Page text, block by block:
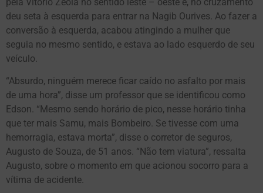
deu seta à esquerda para entrar na Nagib Ourives. Ao fazer a
conversão à esquerda, acabou atingindo a mulher que
seguia no mesmo sentido, e estava ao lado esquerdo de seu
veículo.
“Absurdo, ninguém merece ficar caído no asfalto por mais
de uma hora”, disse um professor que se identificou como
Edson. “Mesmo sendo horário de pico, nesse horário tinha
que ter mais Samu, mais Bombeiro. Se tivesse com uma
hemorragia, estava morta”, disse o corretor de seguros,
Augusto de Souza, de 51 anos. “Não tem viatura”, ressalta
Augusto, sobre o momento em que acionou socorro para a
vítima de acidente.